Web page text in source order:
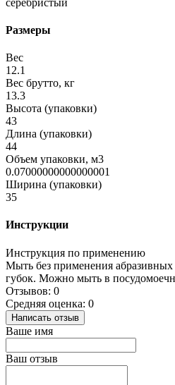
Размеры
Вес
12.1
Вес брутто, кг
13.3
Высота (упаковки)
43
Длина (упаковки)
44
Объем упаковки, м3
0.07000000000000001
Ширина (упаковки)
35
Инструкции
Инструкция по применению
Мыть без применения
губок. Можно мыть в
Отзывов: 0
Средняя оценка: 0
Написать отзыв
Ваше имя
Ваш отзыв